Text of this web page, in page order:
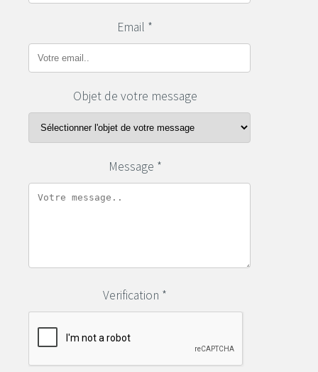
Email *
Objet de votre message
Message *
Verification *